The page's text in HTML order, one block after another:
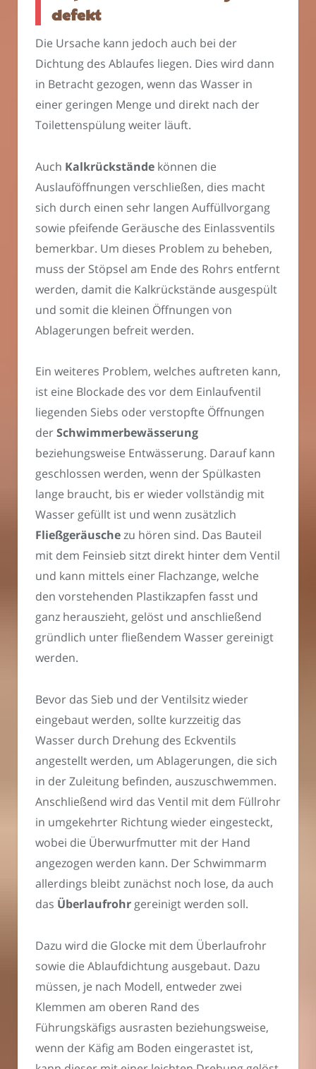
defekt
Die Ursache kann jedoch auch bei der
Dichtung des Ablaufes liegen. Dies wird dann
in Betracht gezogen, wenn das Wasser in
einer geringen Menge und direkt nach der
Toilettenspülung weiter läuft.
Auch Kalkrückstände können die
Auslauföffnungen verschließen, dies macht
sich durch einen sehr langen Auffüllvorgang
sowie pfeifende Geräusche des Einlassventils
bemerkbar. Um dieses Problem zu beheben,
muss der Stöpsel am Ende des Rohrs entfernt
werden, damit die Kalkrückstände ausgespült
und somit die kleinen Öffnungen von
Ablagerungen befreit werden.
Ein weiteres Problem, welches auftreten kann,
ist eine Blockade des vor dem Einlaufventil
liegenden Siebs oder verstopfte Öffnungen
derSchwimmerbewässerung
beziehungsweise Entwässerung. Darauf kann
geschlossen werden, wenn der Spülkasten
lange braucht, bis er wieder vollständig mit
Wasser gefüllt ist und wenn zusätzlich
Fließgeräuschezu hören sind. Das Bauteil
mit dem Feinsieb sitzt direkt hinter dem Ventil
und kann mittels einer Flachzange, welche
den vorstehenden Plastikzapfen fasst und
ganz herauszieht, gelöst und anschließend
gründlich unter fließendem Wasser gereinigt
werden.
Bevor das Sieb und der Ventilsitz wieder
eingebaut werden, sollte kurzzeitig das
Wasser durch Drehung des Eckventils
angestellt werden, um Ablagerungen, die sich
in der Zuleitung befinden, auszuschwemmen.
Anschließend wird das Ventil mit dem Füllrohr
in umgekehrter Richtung wieder eingesteckt,
wobei die Überwurfmutter mit der Hand
angezogen werden kann. Der Schwimmarm
allerdings bleibt zunächst noch lose, da auch
das Überlaufrohr gereinigt werden soll.
Dazu wird die Glocke mit dem Überlaufrohr
sowie die Ablaufdichtung ausgebaut. Dazu
müssen, je nach Modell, entweder zwei
Klemmen am oberen Rand des
Führungskäfigs ausrasten beziehungsweise,
wenn der Käfig am Boden eingerastet ist,